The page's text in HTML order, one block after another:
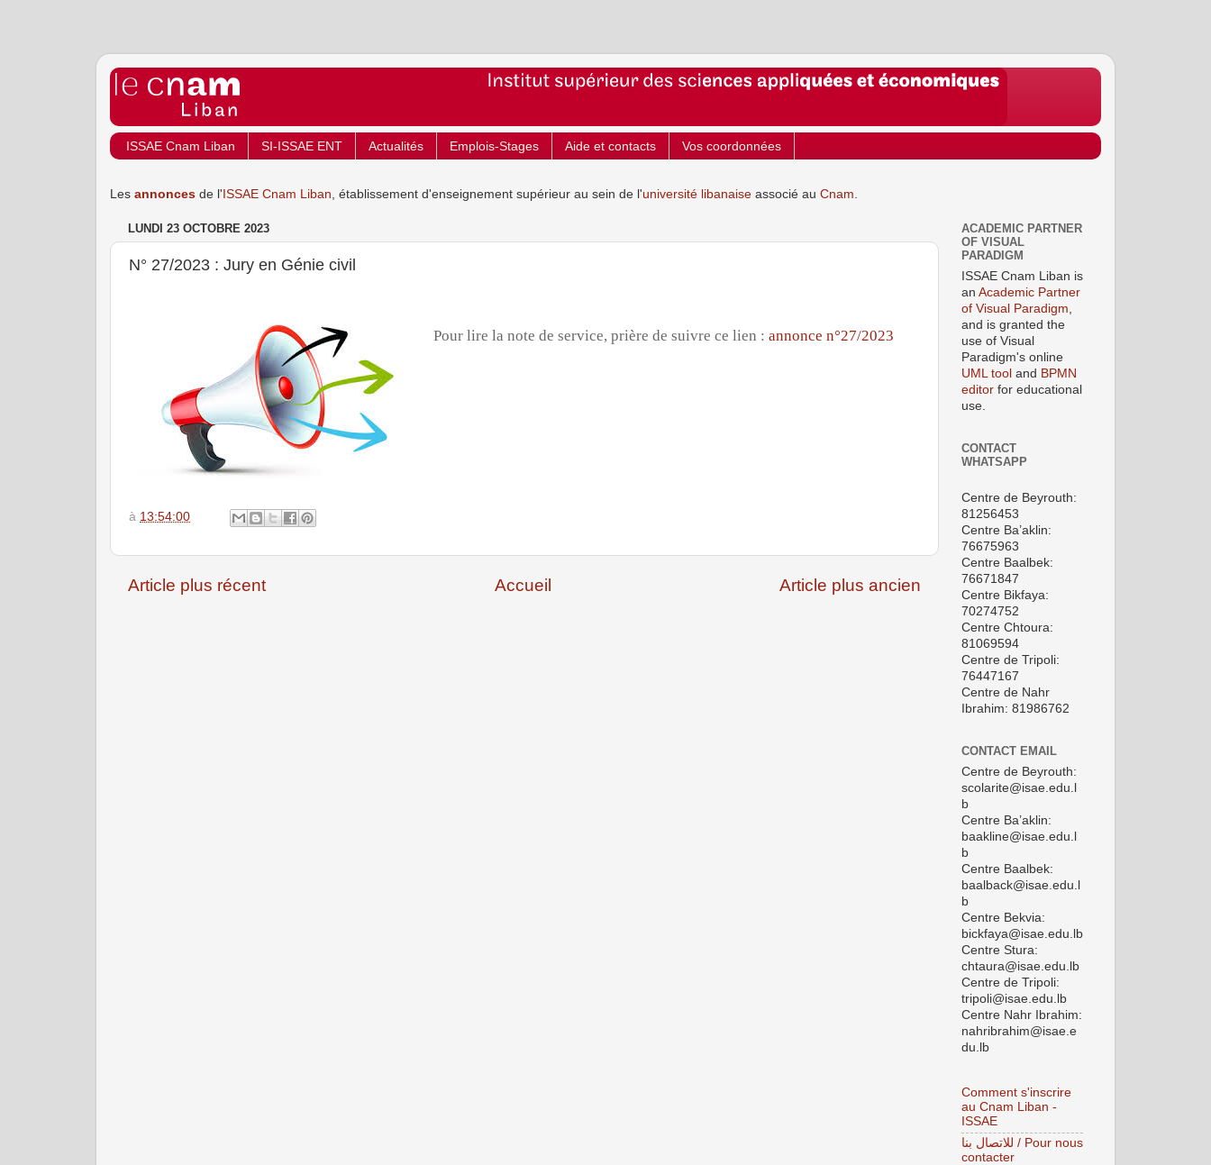
ISSAE Cnam Liban SI-ISSAE ENT Actualités Emplois-Stages Aide et contacts Vos coordonnées
Les annonces de l' ISSAE Cnam Liban , établissement d'enseignement supérieur au sein de l'université libanaise associé au Cnam
LUNDI 23 OCTOBRE 2023
N° 27/2023 : Jury en Génie civil
Pour lire la note de service, prière de suivre ce lien : annonce n°27/2023
à 13:54:00
Article plus récent Article plus ancien
Accueil
ACADEMIC PARTNER
OF VISUAL
PARADIGM
ISSAE Cnam Liban is
an Academic Partner
of Visual Paradigm
and is granted the
use of Visual
Paradigm's online
UML tool and BPMN
editor for educational
use.
CONTACT
WHATSAPP
Centre de Beyrouth:
81256453
Centre Ba’aklin:
76675963
Centre Baalbek:
76671847
Centre Bikfaya:
70274752
Centre Chtoura:
81069594
Centre de Tripoli:
76447167
Centre de Nahr
Ibrahim: 81986762
CONTACT EMAIL
Centre de Beyrouth:
scolarite@isae.edu.l
b
Centre Ba’aklin:
baakline@isae.edu.l
b
Centre Baalbek:
baalback@isae.edu.l
b
Centre Bekvia:
bickfaya@isae.edu.lb
Centre Stura:
chtaura@isae.edu.lb
Centre de Tripoli:
tripoli@isae.edu.lb
Centre Nahr Ibrahim:
nahribrahim@isae.e
du.lb
Comment s'inscrire
au Cnam Liban -
ISSAE
للاتصال بنا / Pour nous
contacter